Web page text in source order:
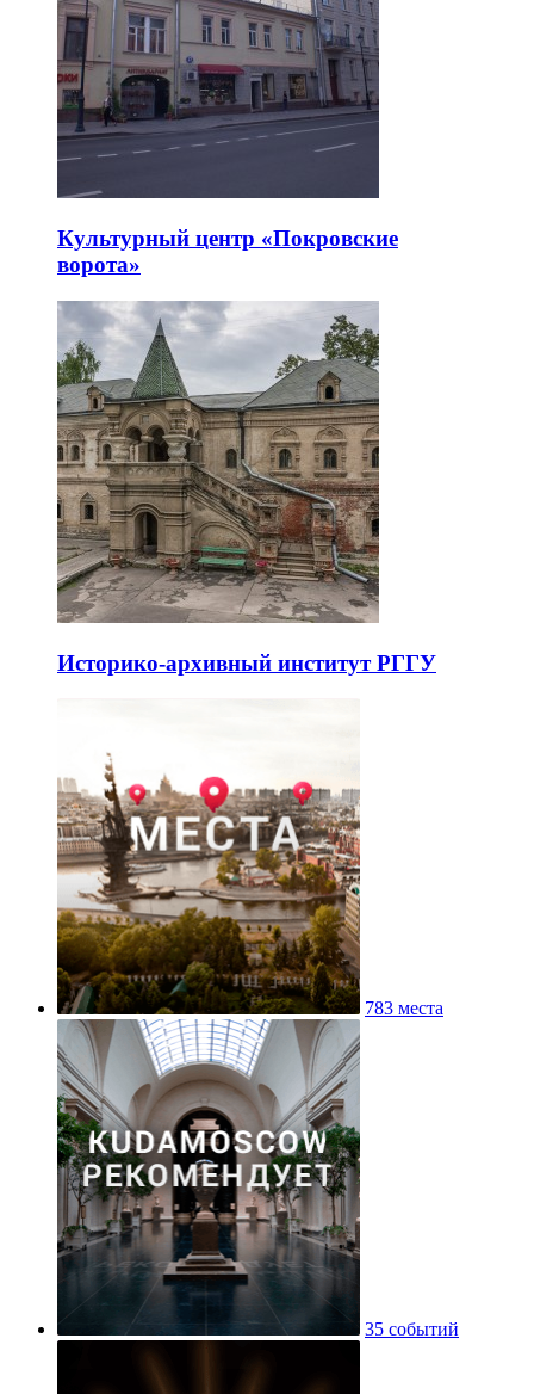
Культурный центр «Покровские
ворота»
Историко-архивный институт РГГУ
783 места
35 событий